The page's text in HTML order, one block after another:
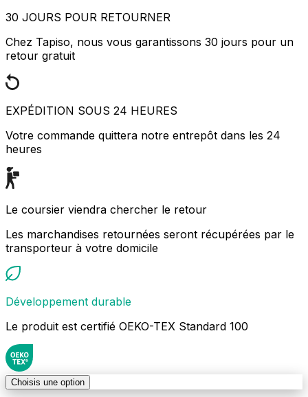
30 JOURS POUR RETOURNER
Chez Tapiso, nous vous garantissons 30 jours pour un
retour gratuit
EXPÉDITION SOUS 24 HEURES
Votre commande quittera notre entrepôt dans les 24
heures
Le coursier viendra chercher le retour
Les marchandises retournées seront récupérées par le
transporteur à votre domicile
Développement durable
Le produit est certifié OEKO-TEX Standard 100
Choisis une option